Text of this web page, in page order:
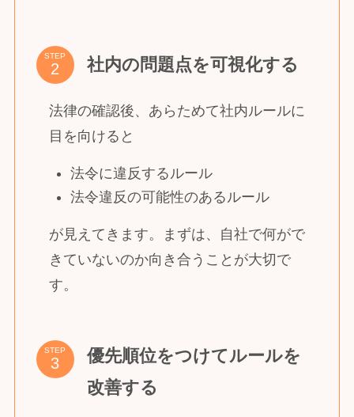
STEP 社内の問題点を可視化する
法律の確認後、あらためて社内ルールに
目を向けると
法令に違反するルール
法令違反の可能性のあるルール
が見えてきます。まずは、自社で何がで
きていないのか向き合うことが大切で
す。
STEP
優先順位をつけてルールを
改善する